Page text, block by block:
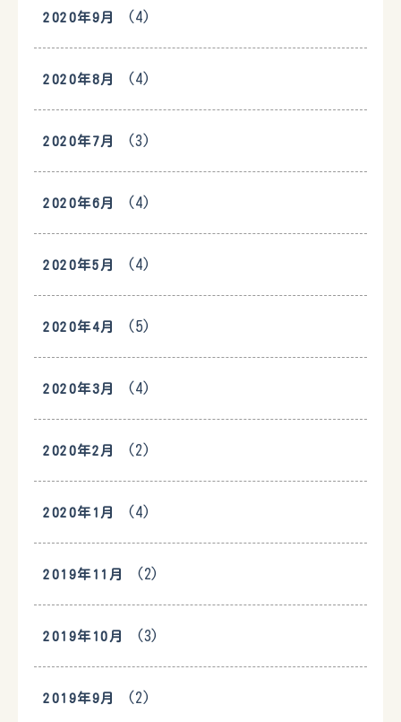
2020年9月 (4)
2020年8月 (4)
2020年7月 (3)
2020年6月 (4)
2020年5月 (4)
2020年4月 (5)
2020年3月 (4)
2020年2月 (2)
2020年1月 (4)
2019年11月 (2)
2019年10月 (3)
2019年9月 (2)